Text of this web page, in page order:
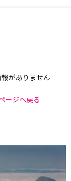
がありません
ージへ戻る